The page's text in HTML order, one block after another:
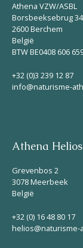
Athena VZW/ASBL
Borsbeeksebrug 34
2600 Berchem
België
BTW BE0408 606
+32 (0)3 239 12 87
info@naturisme-
Athena Helios
Grevenbos 2
3078 Meerbeek
België
+32 (0) 16 48 80 17
helios@naturisme-